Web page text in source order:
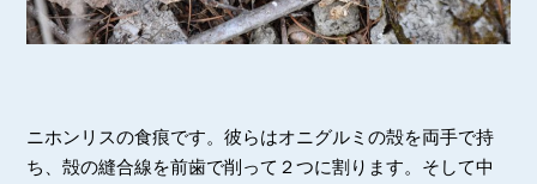
ニホンリスの食痕です。彼らはオニグルミの殻を両手で持
ち、殻の縫合線を前歯で削って２つに割ります。そして中